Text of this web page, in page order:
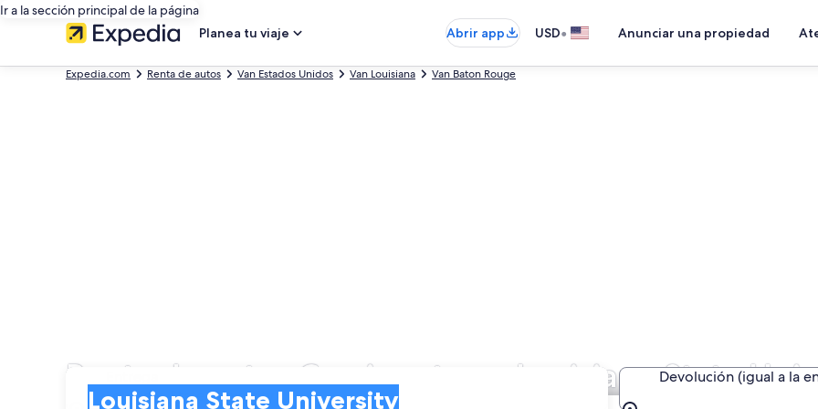
Ir a la sección principal de la página
Planea tu viaje
Abrir app USD• Anunciar una propiedad
Expedia.com Renta de autos Van Estados Unidos Van Louisiana Van Baton Rouge
Renta de autos Camioneta en Louisiana State
Louisiana State University
Devolución (igual a la